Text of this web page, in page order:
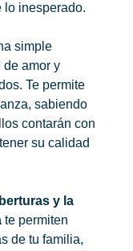
lo inesperado.
simple
de amor y
Te permite
sabiendo
contarán con
su calidad
y la
te permiten
de tu familia,